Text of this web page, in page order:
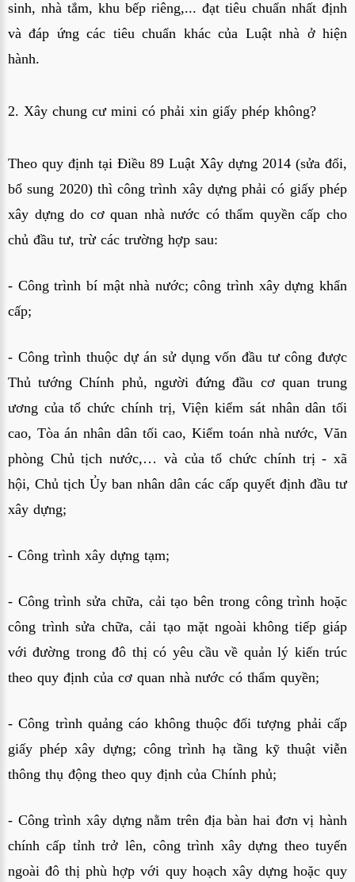
sinh, nhà tắm, khu bếp riêng,... đạt tiêu chuẩn nhất định
và đáp ứng các tiêu chuẩn khác của Luật nhà ở hiện
hành.
2. Xây chung cư mini có phải xin giấy phép không?
Theo quy định tại Điều 89 Luật Xây dựng 2014 (sửa đổi,
bổ sung 2020) thì công trình xây dựng phải có giấy phép
xây dựng do cơ quan nhà nước có thẩm quyền cấp cho
chủ đầu tư, trừ các trường hợp sau:
- Công trình bí mật nhà nước; công trình xây dựng khẩn
cấp;
- Công trình thuộc dự án sử dụng vốn đầu tư công được
Thủ tướng Chính phủ, người đứng đầu cơ quan trung
ương của tổ chức chính trị, Viện kiểm sát nhân dân tối
cao, Tòa án nhân dân tối cao, Kiểm toán nhà nước, Văn
phòng Chủ tịch nước,… và của tổ chức chính trị - xã
hội, Chủ tịch Ủy ban nhân dân các cấp quyết định đầu tư
xây dựng;
- Công trình xây dựng tạm;
- Công trình sửa chữa, cải tạo bên trong công trình hoặc
công trình sửa chữa, cải tạo mặt ngoài không tiếp giáp
với đường trong đô thị có yêu cầu về quản lý kiến trúc
theo quy định của cơ quan nhà nước có thẩm quyền;
- Công trình quảng cáo không thuộc đối tượng phải cấp
giấy phép xây dựng; công trình hạ tầng kỹ thuật viễn
thông thụ động theo quy định của Chính phủ;
- Công trình xây dựng nằm trên địa bàn hai đơn vị hành
chính cấp tỉnh trở lên, công trình xây dựng theo tuyến
ngoài đô thị phù hợp với quy hoạch xây dựng hoặc quy